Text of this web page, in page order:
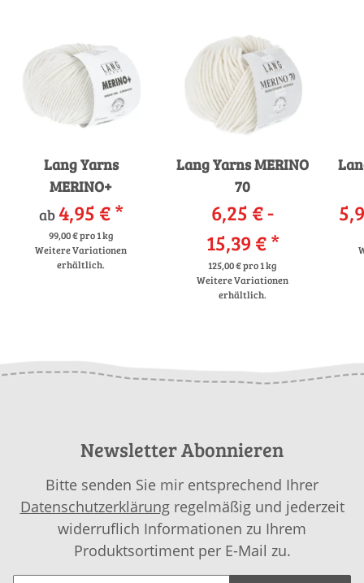
Lang Yarns
MERINO+
ab 4,95 €*
99,00 € pro 1 kg
Weitere Variationen
erhältlich.
Lang Yarns MERINO
70
6,25 € -
15,39 €*
125,00 € pro 1 kg
Weitere Variationen
erhältlich.
Newsletter Abonnieren
Bitte senden Sie mir entsprechend Ihrer
Datenschutzerklärungregelmäßig und jederzeit
widerruflich Informationen zu Ihrem
Produktsortiment per E-Mail zu.